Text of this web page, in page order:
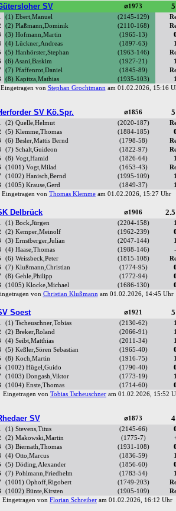
SV
⌀1973
(1) Ebert,Manuel (2145-129)
(2) Plaßmann,Dominik (2110-168)
(3) Hofmann,Martin (1965-13)
(4) Lückner,Andreas (1897-63)
(5) Hanhörster,Stephan (1963-146)
(6) Asani,Baskim (1927-21)
(7) Pfaffenrot,Daniel (1845-89)
(8) Kapitza,Mathias (1935-103)
Eingetragen von Stephan Grochtmannam 01.02.2026, 15:16
SV Kö.Spr. ⌀1856
(2) Quelle,Helmut (2020-187)
(5) Klemme,Thomas (1884-185)
(6) Besler,Mattis Bernd (1798-58)
(7) Schalt,Guideon (1822-97)
(8) Vogt,Hamid (1826-64)
(1001) Vogt,Milad (1653-43)
(1002) Hanisch,Bernd (1995-109)
(1005) Krause,Gerd (1849-37)
Eingetragen von Thomas Klemme am 01.02.2026, 15:27 Uhr
Delbrück ⌀1906
(1) Bock,Jürgen (2204-158)
(2) Kemper,Meinolf (1962-239)
(3) Ernstberger,Julian (2047-144)
(4) Haase,Thomas (1988-146)
(6) Weissbeck,Peter (1815-108)
(7) Klußmann,Christian (1774-95)
(8) Gehle,Philipp (1772-94)
(1005) Klocke,Michael (1686-130)
von Christian Klußmannam 01.02.2026, 14:45
Soest ⌀1921
(1) Tscheuschner,Tobias (2130-62)
(2) Breker,Roland (2066-91)
(4) Seibt,Matthias (2011-34)
(5) Keßler,Sören Sebastian (1965-40)
(8) Koch,Martin (1916-75)
(1002) Hügel,Guido (1790-40)
(1003) Dongash,Viktor (1773-19)
(1004) Enste,Thomas (1714-60)
Eingetragen von Tobias Tscheuschner am 01.02.2026, 15:52
SV ⌀1873
(1) Stevens,Titus (2145-66)
(2) Makowski,Martin (1775-7)
(3) Biernath,Thomas (1931-108)
(4) Otto,Marcus (1836-59)
(5) Döding,Alexander (1856-60)
(7) Pohlmann,Friedhelm (1783-54)
(1001) Ophoff,Rigobert (1749-203)
(1002) Bünte,Kirsten (1905-109)
Eingetragen von Florian Schreiber am 01.02.2026, 16:12